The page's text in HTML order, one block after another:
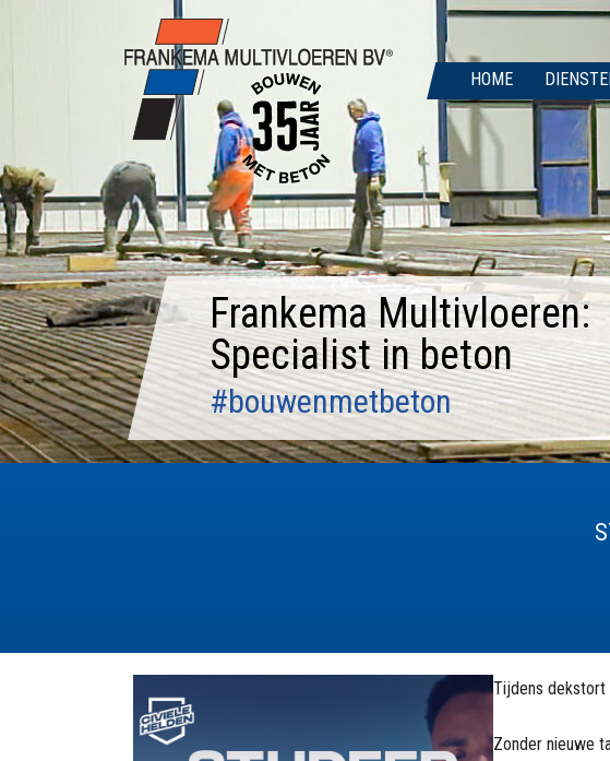
HOME
Frankema Multivloeren:
Specialist in beton
#bouwenmetbeton
Tijdens dekstort
Zonder nieuwe